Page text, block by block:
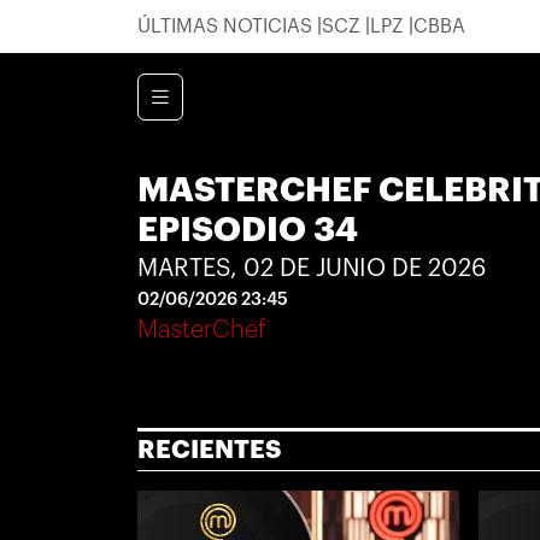
ÚLTIMAS NOTICIAS SCZ LPZ CBBA
MASTERCHEF
EPISODIO 34
MARTES, 02 DE JUNIO DE 2026
02/06/2026 23:45
MasterChef
RECIENTES